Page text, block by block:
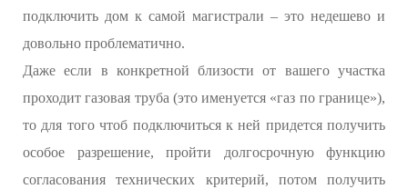
подключить дом к самой магистрали – это недешево и
довольно проблематично.
Даже если в конкретной близости от вашего участка
проходит газовая труба (это именуется «газ по границе»),
то для того чтоб подключиться к ней придется получить
особое разрешение, пройти долгосрочную функцию
согласования технических критерий, потом получить